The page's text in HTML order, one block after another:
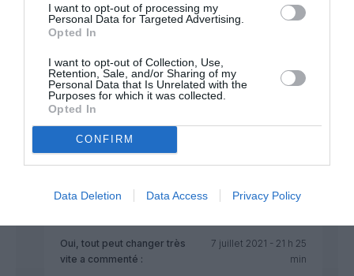
I want to opt-out of processing my
Personal Data for Targeted Advertising.
Opted In
I want to opt-out of Collection, Use,
Retention, Sale, and/or Sharing of my
Personal Data that Is Unrelated with the
Purposes for which it was collected.
Opted In
CONFIRM
Data Deletion Data Access Privacy Policy
RÉPONDRE
Tiloa commenté :
7 juillet 2021 - 17 h 52 min
Depuis quand Delta se garde bien de commander du Max? Ça
c’est peut-être dans tes rêves mais Delta n’a jamais dit
officielement que le Max ne les intéresse pas, pour l’instant
ils en n’ont pas besoin mais peut être un jour… ont ne sais pas
Oui, tout peut changer très
vite a commenté :
7 juillet 2021 - 21 h 25
min